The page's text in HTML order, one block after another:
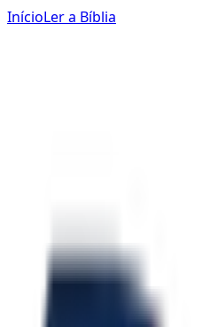
InícioLer a Bíblia